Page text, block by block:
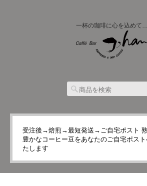
一杯の珈琲に心を込めて…
受注後→焙煎→最短発送→ご自宅ポスト
豊かなコーヒー豆をあなたのご自宅ポス
たします